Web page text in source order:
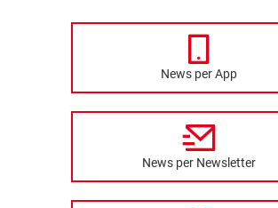
News per App
News per Newsletter